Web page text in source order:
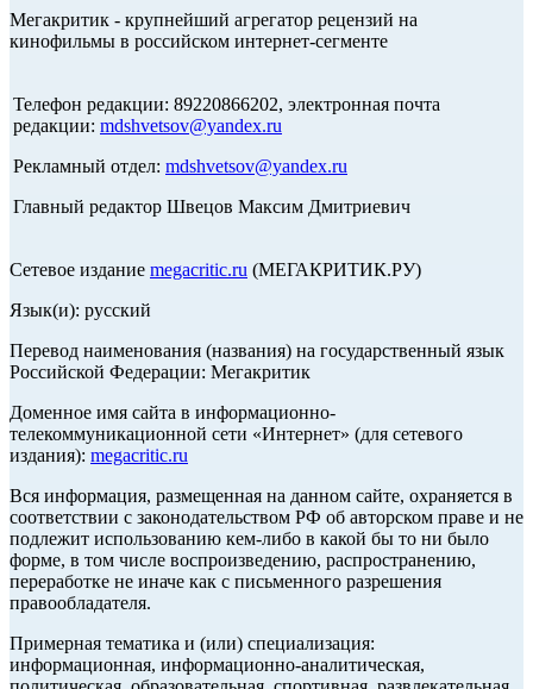
Мегакритик - крупнейший агрегатор рецензий на
кинофильмы в российском интернет-сегменте
Телефон редакции: 89220866202, электронная почта
редакции: mdshvetsov@yandex.ru
Рекламный отдел: mdshvetsov@yandex.ru
Главный редактор Швецов Максим Дмитриевич
Сетевое издание megacritic.ru (МЕГАКРИТИК.РУ)
Язык(и): русский
Перевод наименования (названия) на государственный язык
Российской Федерации: Мегакритик
Доменное имя сайта в информационно-
телекоммуникационной сети «Интернет» (для сетевого
издания): megacritic.ru
Вся информация, размещенная на данном сайте, охраняется в
соответствии с законодательством РФ об авторском праве и не
подлежит использованию кем-либо в какой бы то ни было
форме, в том числе воспроизведению, распространению,
переработке не иначе как с письменного разрешения
правообладателя.
Примерная тематика и (или) специализация:
информационная, информационно-аналитическая,